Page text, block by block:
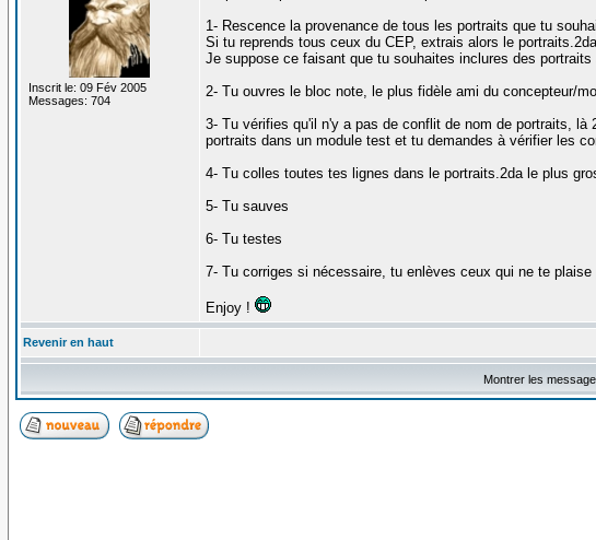
Inscrit le: 09 Fév 2005
Messages: 704
1- Rescence la provenance de tous les portraits que tu
Si tu reprends tous ceux du CEP, extrais alors le
Je suppose ce faisant que tu souhaites inclures des portraits
2- Tu ouvres le bloc note, le plus fidèle ami du concepteur/
3- Tu vérifies qu'il n'y a pas de conflit de nom de portraits,
portraits dans un module test et tu demandes à vérifier les
4- Tu colles toutes tes lignes dans le portraits.2da le plus
5- Tu sauves
6- Tu testes
7- Tu corriges si nécessaire, tu enlèves ceux qui ne te plaise
Enjoy !
Revenir en haut
Montrer les